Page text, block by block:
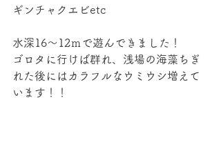
ギンチャクエビetc
水深16～12ｍで遊んできました！
ゴロタに行けば群れ、浅場の海藻ちぎ
れた後にはカラフルなウミウシ増えて
います！！